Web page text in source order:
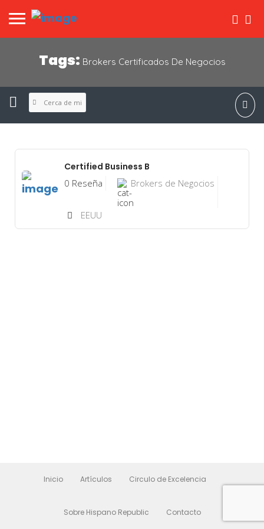
Tags: Brokers Certificados De Negocios
Cerca de mi
Certified Business B
0 Reseña
Brokers de Negocios
EEUU
Inicio Artículos Circulo de Excelencia
Sobre Hispano Republic Contacto